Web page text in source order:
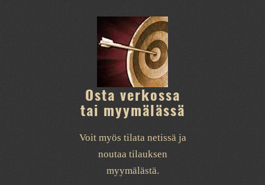
Osta verkossa
tai myymälässä
Voit myös tilata netissä ja
noutaa tilauksen
myymälästä.